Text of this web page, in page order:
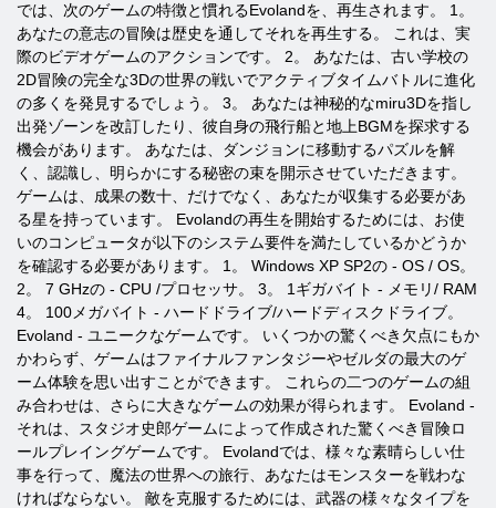
では、次のゲームの特徴と慣れるEvolandを、再生されます。 1。
あなたの意志の冒険は歴史を通してそれを再生する。 これは、実
際のビデオゲームのアクションです。 2。 あなたは、古い学校の
2D冒険の完全な3Dの世界の戦いでアクティブタイムバトルに進化
の多くを発見するでしょう。 3。 あなたは神秘的なmiru3Dを指し
出発ゾーンを改訂したり、彼自身の飛行船と地上BGMを探求する
機会があります。 あなたは、ダンジョンに移動するパズルを解
く、認識し、明らかにする秘密の束を開示させていただきます。
ゲームは、成果の数十、だけでなく、あなたが収集する必要があ
る星を持っています。 Evolandの再生を開始するためには、お使
いのコンピュータが以下のシステム要件を満たしているかどうか
を確認する必要があります。 1。 Windows XP SP2の - OS / OS。
2。 7 GHzの - CPU /プロセッサ。 3。 1ギガバイト - メモリ/ RAM
4。 100メガバイト - ハードドライブ/ハードディスクドライブ。
Evoland - ユニークなゲームです。 いくつかの驚くべき欠点にもか
かわらず、ゲームはファイナルファンタジーやゼルダの最大のゲ
ーム体験を思い出すことができます。 これらの二つのゲームの組
み合わせは、さらに大きなゲームの効果が得られます。 Evoland -
それは、スタジオ史郎ゲームによって作成された驚くべき冒険ロ
ールプレイングゲームです。 Evolandでは、様々な素晴らしい仕
事を行って、魔法の世界への旅行、あなたはモンスターを戦わな
ければならない。 敵を克服するためには、武器の様々なタイプを